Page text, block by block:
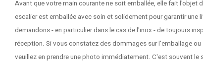
Avant que votre main courante ne soit emballée, elle fait
escalier est emballée avec soin et solidement pour garantir une
demandons - en particulier dans le cas de l'inox - de toujours
réception. Si vous constatez des dommages sur l'emballage
veuillez en prendre une photo immédiatement. C'est souvent le